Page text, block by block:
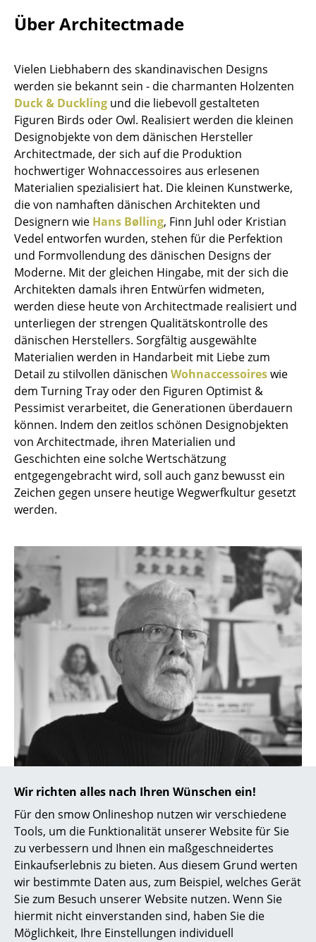
Wir richten alles nach Ihren Wünschen ein!
Für den smow Onlineshop nutzen wir verschiedene
Tools, um die Funktionalität unserer Website für Sie
zu verbessern und Ihnen ein maßgeschneidertes
Einkaufserlebnis zu bieten. Aus diesem Grund werten
wir bestimmte Daten aus, zum Beispiel, welches Gerät
Sie zum Besuch unserer Website nutzen. Wenn Sie
hiermit nicht einverstanden sind, haben Sie die
Möglichkeit, Ihre Einstellungen individuell
... alle Tische
Aufbewahren
Regale & Schränke
Bücherregale
Wandregale
Sideboards & Kommoden
TV Möbel
Beistell- & Rollcontainer
Barmöbel
Garderoben
Kleinaufbewahrung
Einzelteile
... alle Aufbewahrungsmöbel
Licht
Hängeleuchten & Deckenleuchten
Tischleuchten
Schreibtischleuchten
Bodenleuchten
Wandleuchten
Outdoor-Leuchten
Akkuleuchten
... alle Leuchten
Betten
Doppelbetten
Stapelbetten
Kinderbetten
Nachttische & Bettzubehör
... alle Betten
Accessoires
Uhren
Über Architectmade
Vielen Liebhabern des skandinavischen Designs
werden sie bekannt sein - die charmanten Holzenten
Duck & Duckling und die liebevoll gestalteten
Figuren Birds oder Owl. Realisiert werden die kleinen
Designobjekte von dem dänischen Hersteller
Architectmade, der sich auf die Produktion
hochwertiger Wohnaccessoires aus erlesenen
Materialien spezialisiert hat. Die kleinen Kunstwerke,
die von namhaften dänischen Architekten und
Designern wie Hans Bølling, Finn Juhl oder Kristian
Vedel entworfen wurden, stehen für die Perfektion
und Formvollendung des dänischen Designs der
Moderne. Mit der gleichen Hingabe, mit der sich die
Architekten damals ihren Entwürfen widmeten,
werden diese heute von Architectmade realisiert und
unterliegen der strengen Qualitätskontrolle des
dänischen Herstellers. Sorgfältig ausgewählte
Materialien werden in Handarbeit mit Liebe zum
Detail zu stilvollen dänischen Wohnaccessoireswie
dem Turning Tray oder den Figuren Optimist &
Pessimist verarbeitet, die Generationen überdauern
können. Indem den zeitlos schönen Designobjekten
von Architectmade, ihren Materialien und
Geschichten eine solche Wertschätzung
entgegengebracht wird, soll auch ganz bewusst ein
Zeichen gegen unsere heutige Wegwerfkultur gesetzt
werden.
Architectmade realisiert Entwürfe namhafter Architekten
wie Hans Bølling